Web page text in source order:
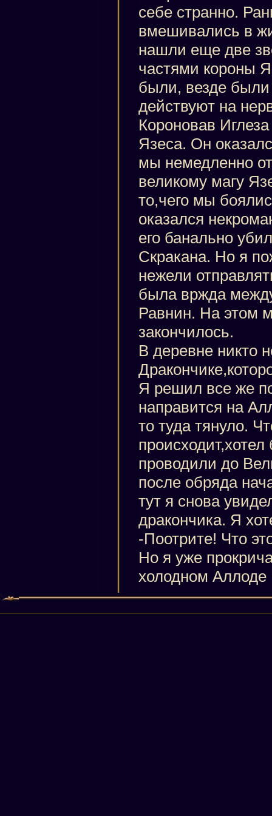
себе странно.
вмешивались в
нашли еще две
частями короны
были, везде
действуют на
Короновав
Язеса. Он
мы немедленно
великому магу
то,чего мы
оказался
его банально
Скракана. Но я
нежели
была вржда
Равнин. На этом
закончилось.
В деревне никто
Я решил все же
направится на
то туда тянуло.
проводили до
после обряда
тут я снова
дракончика. Я
-Поотрите! Что
Но я уже
холодном Аллоде